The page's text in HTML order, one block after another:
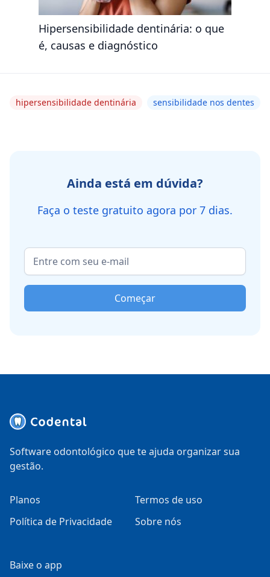
Hipersensibilidade dentinária: o que
é, causas e diagnóstico
hipersensibilidade dentinária sensibilidade nos dentes
Ainda está em dúvida?
Faça o teste gratuito agora por 7 dias.
Começar
Software odontológico que te ajuda organizar sua
gestão.
Planos
Termos de uso
Política de Privacidade
Sobre nós
Baixe o app